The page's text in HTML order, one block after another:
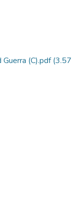
(C).pdf(3.57